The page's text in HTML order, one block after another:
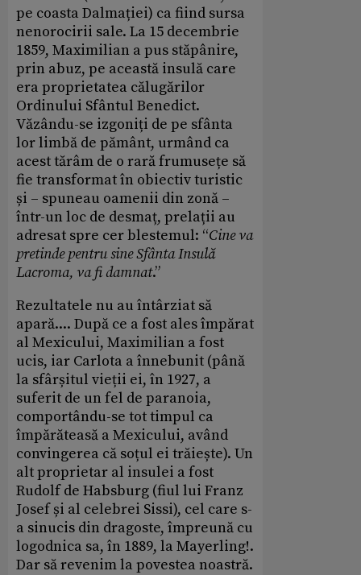
pe coasta Dalmației) ca fiind sursa
nenorocirii sale. La 15 decembrie
1859, Maximilian a pus stăpânire,
prin abuz, pe această insulă care
era proprietatea călugărilor
Ordinului Sfântul Benedict.
Văzându-se izgoniți de pe sfânta
lor limbă de pământ, urmând ca
acest tărâm de o rară frumusețe să
fie transformat în obiectiv turistic
și – spuneau oamenii din zonă –
într-un loc de desmaț, prelații au
adresat spre cer blestemul: “Cine va
pretinde pentru sine Sfânta Insulă
Lacroma, va fi damnat.”
Rezultatele nu au întârziat să
apară.... După ce a fost ales împărat
al Mexicului, Maximilian a fost
ucis, iar Carlota a înnebunit (până
la sfârșitul vieții ei, în 1927, a
suferit de un fel de paranoia,
comportându-se tot timpul ca
împărăteasă a Mexicului, având
convingerea că soțul ei trăiește). Un
alt proprietar al insulei a fost
Rudolf de Habsburg (fiul lui Franz
Josef și al celebrei Sissi), cel care s-
a sinucis din dragoste, împreună cu
logodnica sa, în 1889, la Mayerling!.
Dar să revenim la povestea noastră.